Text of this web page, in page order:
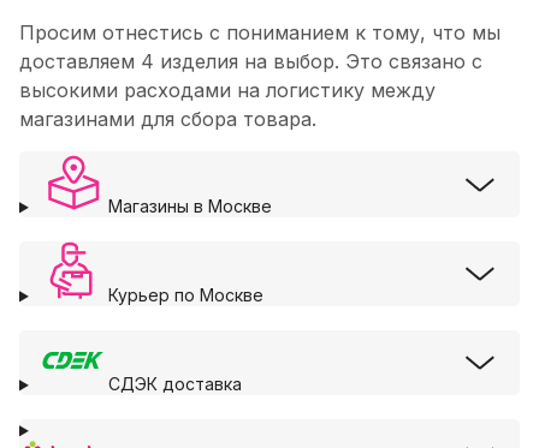
Просим отнестись с пониманием к тому, что мы
доставляем 4 изделия на выбор. Это связано с
высокими расходами на логистику между
магазинами для сбора товара.
Магазины в Москве
Курьер по Москве
СДЭК доставка